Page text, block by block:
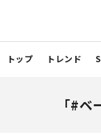
トップ トレンド
「#